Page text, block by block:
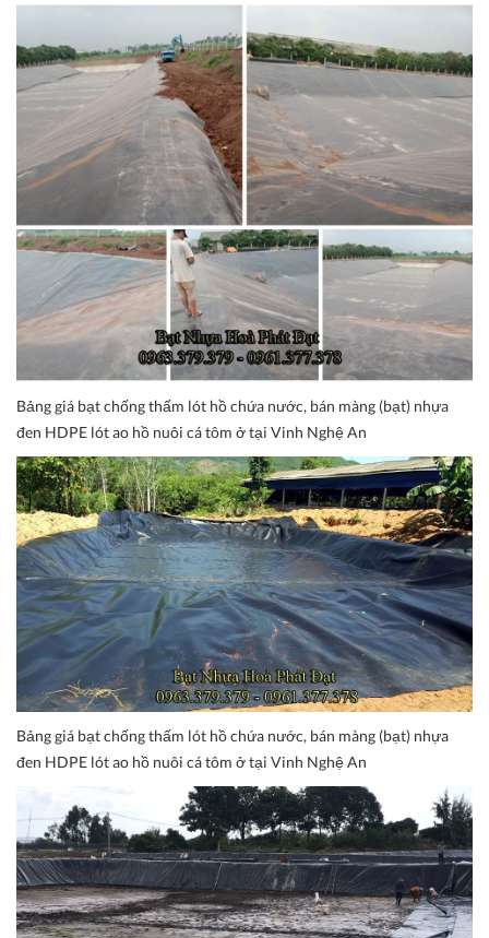
Bảng giá bạt chống thấm lót hồ chứa nước, bán màng (bạt) nhựa
đen HDPE lót ao hồ nuôi cá tôm ở tại Vinh Nghệ An
Bảng giá bạt chống thấm lót hồ chứa nước, bán màng (bạt) nhựa
đen HDPE lót ao hồ nuôi cá tôm ở tại Vinh Nghệ An